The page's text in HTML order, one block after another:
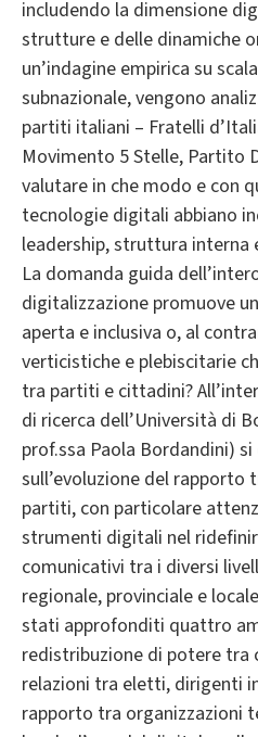
includendo la dimensione
strutture e delle dinamiche
un’indagine empirica su
subnazionale, vengono
partiti italiani – Fratelli
Movimento 5 Stelle, Partito
valutare in che modo e con
tecnologie digitali abbiano
leadership, struttura interna
La domanda guida
digitalizzazione promuove
aperta e inclusiva o, al
verticistiche e plebiscitarie
tra partiti e cittadini?
di ricerca dell’Università di
prof.ssa Paola Bordandini)
sull’evoluzione del rapporto
partiti, con particolare
strumenti digitali nel
comunicativi tra i diversi
regionale, provinciale e
stati approfonditi quattro
redistribuzione di potere tra
relazioni tra eletti, dirigenti
rapporto tra organizzazioni